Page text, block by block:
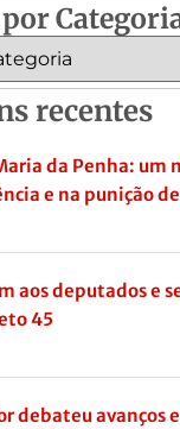
recentes
da Penha: um
e na punição
aos deputados e
45
debateu avanços